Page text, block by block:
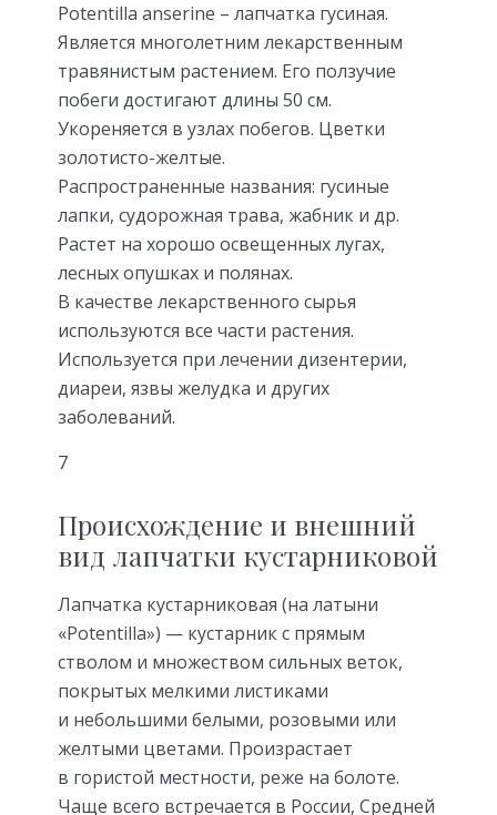
Potentilla anserine – лапчатка гусиная.
Является многолетним лекарственным
травянистым растением. Его ползучие
побеги достигают длины 50 см.
Укореняется в узлах побегов. Цветки
золотисто-желтые.
Распространенные названия: гусиные
лапки, судорожная трава, жабник и др.
Растет на хорошо освещенных лугах,
лесных опушках и полянах.
В качестве лекарственного сырья
используются все части растения.
Используется при лечении дизентерии,
диареи, язвы желудка и других
заболеваний.
7
Происхождение и внешний
вид лапчатки кустарниковой
Лапчатка кустарниковая (на латыни
«Potentilla») — кустарник с прямым
стволом и множеством сильных веток,
покрытых мелкими листиками
и небольшими белыми, розовыми или
желтыми цветами. Произрастает
в гористой местности, реже на болоте.
Чаще всего встречается в России, Средней